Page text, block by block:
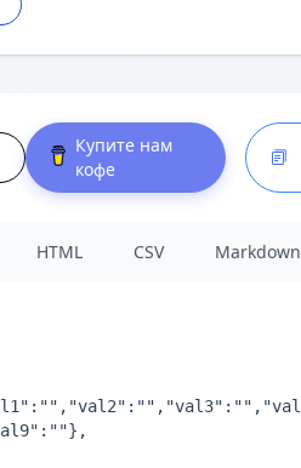
Купите нам
кофе
HTML CSV Markdown